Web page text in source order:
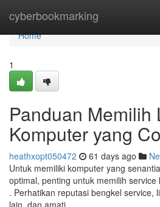
cyberbookmarking
Home
Home
1
Panduan Memilih
Komputer yang
heathxopt050472 61 days ago
Untuk memiliki komputer yang
optimal, penting untuk memilih
. Perhatikan reputasi bengkel service,
lain, dan amati